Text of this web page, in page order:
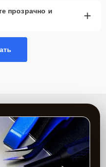
прозрачно и
+